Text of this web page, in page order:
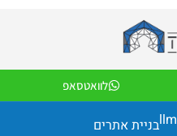
לוואטסאפ
בניית אתרים